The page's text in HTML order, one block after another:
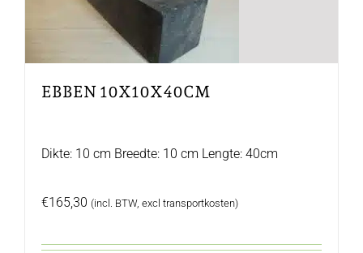
EBBEN 10X10X40CM
Dikte: 10 cm Breedte: 10 cm Lengte: 40cm
€165,30 (incl. BTW, excl transportkosten)